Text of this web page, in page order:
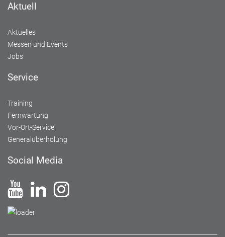
Aktuell
Aktuelles
Messen und Events
Jobs
Service
Training
Fernwartung
Vor-Ort-Service
Generalüberholung
Social Media